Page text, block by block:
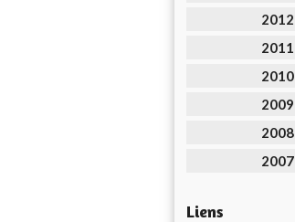
2012
2011
2010
2009
2008
2007
Liens